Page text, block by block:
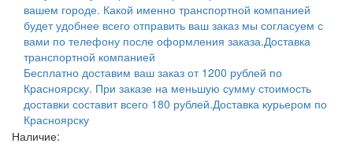
вашем городе. Какой именно транспортной компанией
будет удобнее всего отправить ваш заказ мы согласуем с
вами по телефону после оформления заказа.Доставка
транспортной компанией
Бесплатно доставим ваш заказ от 1200 рублей по
Красноярску. При заказе на меньшую сумму стоимость
доставки составит всего 180 рублей.Доставка курьером по
Красноярску
Наличие: